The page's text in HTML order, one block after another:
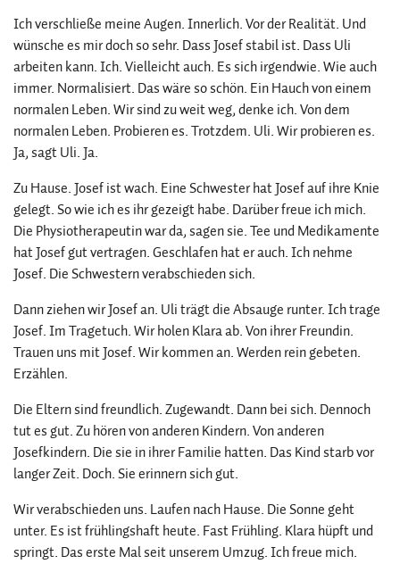
Ich verschließe meine Augen. Innerlich. Vor der Realität. Und
wünsche es mir doch so sehr. Dass Josef stabil ist. Dass Uli
arbeiten kann. Ich. Vielleicht auch. Es sich irgendwie. Wie auch
immer. Normalisiert. Das wäre so schön. Ein Hauch von einem
normalen Leben. Wir sind zu weit weg, denke ich. Von dem
normalen Leben. Probieren es. Trotzdem. Uli. Wir probieren es.
Ja, sagt Uli. Ja.
Zu Hause. Josef ist wach. Eine Schwester hat Josef auf ihre Knie
gelegt. So wie ich es ihr gezeigt habe. Darüber freue ich mich.
Die Physiotherapeutin war da, sagen sie. Tee und Medikamente
hat Josef gut vertragen. Geschlafen hat er auch. Ich nehme
Josef. Die Schwestern verabschieden sich.
Dann ziehen wir Josef an. Uli trägt die Absauge runter. Ich trage
Josef. Im Tragetuch. Wir holen Klara ab. Von ihrer Freundin.
Trauen uns mit Josef. Wir kommen an. Werden rein gebeten.
Erzählen.
Die Eltern sind freundlich. Zugewandt. Dann bei sich. Dennoch
tut es gut. Zu hören von anderen Kindern. Von anderen
Josefkindern. Die sie in ihrer Familie hatten. Das Kind starb vor
langer Zeit. Doch. Sie erinnern sich gut.
Wir verabschieden uns. Laufen nach Hause. Die Sonne geht
unter. Es ist frühlingshaft heute. Fast Frühling. Klara hüpft und
springt. Das erste Mal seit unserem Umzug. Ich freue mich.